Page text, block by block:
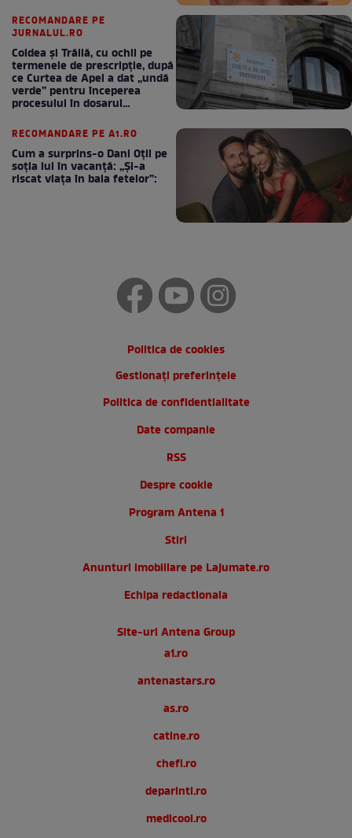
RECOMANDARE PE
JURNALUL.RO
Coldea și Trăilă, cu ochii pe
termenele de prescripție, după
ce Curtea de Apel a dat „undă
verde” pentru începerea
procesului în dosarul
RECOMANDARE PE A1.RO
Cum a surprins-o Dani Oțil pe
soția lui în vacanță: „Și-a
riscat viața în baia fetelor”:
Politica de cookies
Gestionați preferințele
Politica de confidentialitate
Date companie
RSS
Despre cookie
Program Antena 1
Stiri
Anunturi imobiliare pe Lajumate.ro
Echipa redactionala
Site-uri Antena Group
a1.ro
antenastars.ro
as.ro
catine.ro
chefi.ro
deparinti.ro
medicool.ro